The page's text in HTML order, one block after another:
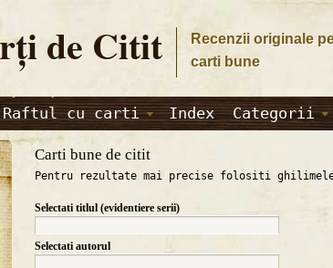
de Citit
Recenzii originale
carti bune
Raftul cu carti Index Categorii
Carti bune de citit
Pentru rezultate mai precise folositi
Selectati titlul (evidentiere serii)
Selectati autorul